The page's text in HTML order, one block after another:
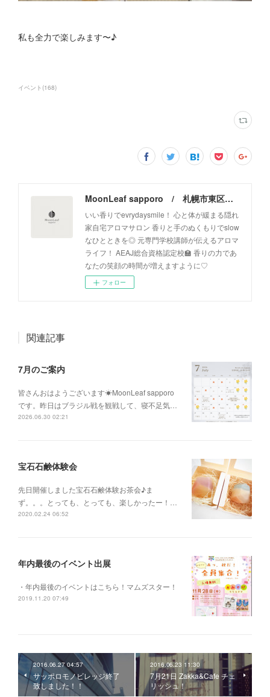
私も全力で楽しみます〜♪
イベント (168)
MoonLeaf sapporo / 札幌市東区の100種類以上の香りが楽しめるアロマスクール＆トリートメントサロン
いい香りでevrydaysmile！ 心と体が緩まる隠れ
家自宅アロマサロン 香りと手のぬくもりでslow
なひとときを◎ 元専門学校講師が伝えるアロマ
ライフ！ AEAJ総合資格認定校🏫 香りの力であ
なたの笑顔の時間が増えますように♡
フォロー
関連記事
7月のご案内
皆さんおはようございます☀MoonLeaf sapporo
です。昨日はブラジル戦を観戦して、寝不足気…
2026.06.30 02:21
宝石石鹸体験会
先日開催しました宝石石鹸体験お茶会♪ま
ず。。。とっても、とっても、楽しかったー！…
2020.02.24 06:52
年内最後のイベント出展
・年内最後のイベントはこちら！マムズスター！
2019.11.20 07:49
2016.06.27 04:57
サッポロモノビレッジ終了
致しました！！
2016.06.23 11:30
7月21日 Zakka&Cafe チェ
リッシュ！